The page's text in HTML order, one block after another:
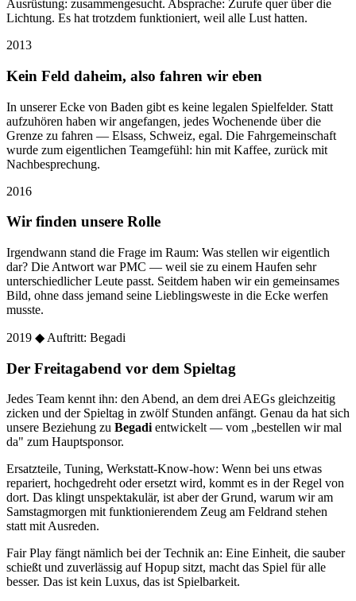
Ausrüstung: zusammengesucht. Absprache: Zurufe quer über die
Lichtung. Es hat trotzdem funktioniert, weil alle Lust hatten.
2013
Kein Feld daheim, also fahren wir eben
In unserer Ecke von Baden gibt es keine legalen Spielfelder. Statt
aufzuhören haben wir angefangen, jedes Wochenende über die
Grenze zu fahren — Elsass, Schweiz, egal. Die Fahrgemeinschaft
wurde zum eigentlichen Teamgefühl: hin mit Kaffee, zurück mit
Nachbesprechung.
2016
Wir finden unsere Rolle
Irgendwann stand die Frage im Raum: Was stellen wir eigentlich
dar? Die Antwort war PMC — weil sie zu einem Haufen sehr
unterschiedlicher Leute passt. Seitdem haben wir ein gemeinsames
Bild, ohne dass jemand seine Lieblingsweste in die Ecke werfen
musste.
2019 ◆ Auftritt: Begadi
Der Freitagabend vor dem Spieltag
Jedes Team kennt ihn: den Abend, an dem drei AEGs gleichzeitig
zicken und der Spieltag in zwölf Stunden anfängt. Genau da hat sich
unsere Beziehung zu Begadientwickelt — vom „bestellen wir mal
da" zum Hauptsponsor.
Ersatzteile, Tuning, Werkstatt-Know-how: Wenn bei uns etwas
repariert, hochgedreht oder ersetzt wird, kommt es in der Regel von
dort. Das klingt unspektakulär, ist aber der Grund, warum wir am
Samstagmorgen mit funktionierendem Zeug am Feldrand stehen
statt mit Ausreden.
Fair Play fängt nämlich bei der Technik an: Eine Einheit, die sauber
schießt und zuverlässig auf Hopup sitzt, macht das Spiel für alle
besser. Das ist kein Luxus, das ist Spielbarkeit.